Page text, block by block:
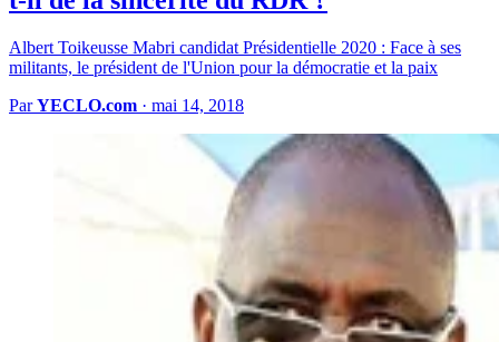
Albert Toikeusse Mabri candidat Présidentielle 2020 : Face à ses
militants, le président de l'Union pour la démocratie et la paix
ParYECLO.com · mai 14, 2018